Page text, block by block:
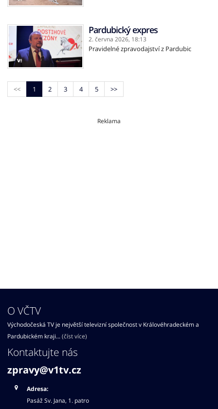
Pardubický expres
2. června 2026, 18:13
Pravidelné zpravodajství z Pardubic
<< 1 2 3 4 5 >>
Reklama
O VČTV
Východočeská TV je největší televizní společnost v Královéhradeckém a
Pardubickém kraji... (číst více)
Kontaktujte nás
zpravy@v1tv.cz
Adresa:
Pasáž Sv. Jana, 1. patro